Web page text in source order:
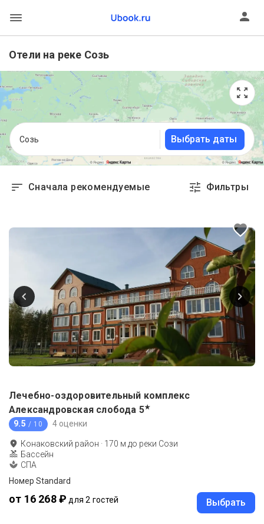
Отели на реке Созь
Созь Выбрать даты
Сначала рекомендуемые Фильтры
Лечебно-оздоровительный комплекс
Александровская слобода 5★
9.5 / 10 4 оценки
Конаковский район · 170 м до реки Сози
Бассейн
СПА
Номер Standard
от 16 268 ₽ для 2 гостей Выбрать